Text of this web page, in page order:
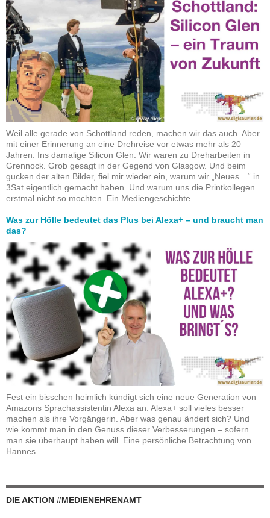
Weil alle gerade von Schottland reden, machen wir das auch. Aber
mit einer Erinnerung an eine Drehreise vor etwas mehr als 20
Jahren. Ins damalige Silicon Glen. Wir waren zu Dreharbeiten in
Grennock. Grob gesagt in der Gegend von Glasgow. Und beim
gucken der alten Bilder, fiel mir wieder ein, warum wir „Neues…“ in
3Sat eigentlich gemacht haben. Und warum uns die Printkollegen
erstmal nicht so mochten. Ein Mediengeschichte…
Was zur Hölle bedeutet das Plus bei Alexa+ – und braucht man
das?
Fest ein bisschen heimlich kündigt sich eine neue Generation von
Amazons Sprachassistentin Alexa an: Alexa+ soll vieles besser
machen als ihre Vorgängerin. Aber was genau ändert sich? Und
wie kommt man in den Genuss dieser Verbesserungen – sofern
man sie überhaupt haben will. Eine persönliche Betrachtung von
Hannes.
DIE AKTION #MEDIENEHRENAMT